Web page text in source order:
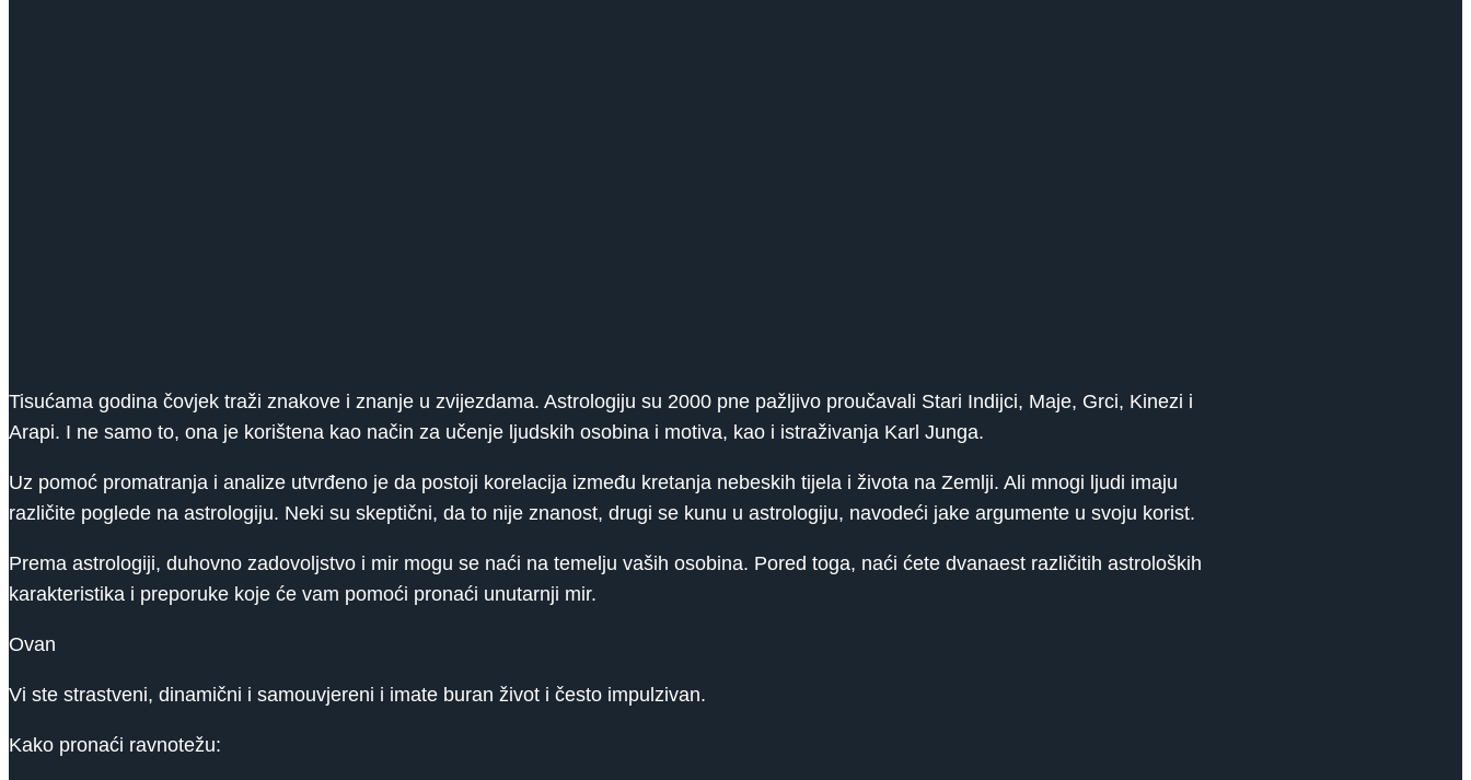
Tisućama godina čovjek traži znakove i znanje u zvijezdama. Astrologiju su 2000 pne pažljivo proučavali Stari Indijci, Maje, Grci, Kinezi i
Arapi. I ne samo to, ona je korištena kao način za učenje ljudskih osobina i motiva, kao i istraživanja Karl Junga.
Uz pomoć promatranja i analize utvrđeno je da postoji korelacija između kretanja nebeskih tijela i života na Zemlji. Ali mnogi ljudi imaju
različite poglede na astrologiju. Neki su skeptični, da to nije znanost, drugi se kunu u astrologiju, navodeći jake argumente u svoju korist.
Prema astrologiji, duhovno zadovoljstvo i mir mogu se naći na temelju vaših osobina. Pored toga, naći ćete dvanaest različitih astroloških
karakteristika i preporuke koje će vam pomoći pronaći unutarnji mir.
Ovan
Vi ste strastveni, dinamični i samouvjereni i imate buran život i često impulzivan.
Kako pronaći ravnotežu: